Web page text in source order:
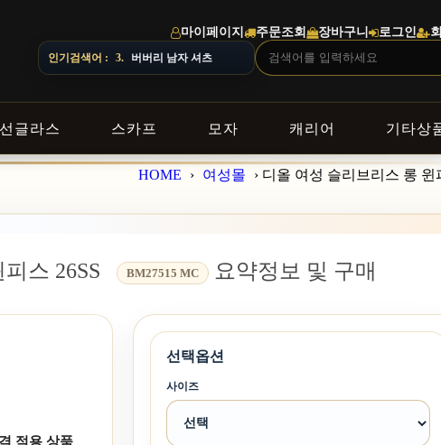
으니 주문 전 상담창으로 문의해 주세요.
마이페이지 주문조회 장바구니 로그인
인기검색어 : 4. 스톤아일랜드 남자 맨투맨
선글라스 스카프 모자 캐리어 기타상
HOME › 여성몰 › 디올 여성 슬리브리스 롱 윈
스 26SS BM27515 MC 요약정보 및 구매
적용 상품
선택옵션
사이즈